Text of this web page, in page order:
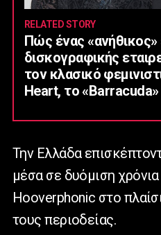
RELATED STORY
Πώς ένας
δισκογραφικής
τον κλασικό
Heart, το «Barracuda»
Την Ελλάδα
μέσα σε δυόμιση χρόνια
Hooverphonic στο
τους περιοδείας.